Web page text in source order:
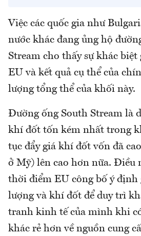
Việc các quốc gia như
nước khác đang ủng hộ
Stream cho thấy sự khác biệt
EU và kết quả cụ thể của
lượng tổng thể của khối này.
Đường ống South Stream là
khí đốt tốn kém nhất trong
tục đẩy giá khí đốt vốn đã
ở Mỹ) lên cao hơn nữa. Điều
thời điểm EU công bố ý định
lượng và khí đốt để duy trì
tranh kinh tế của mình khi
khác rẻ hơn về nguồn cung